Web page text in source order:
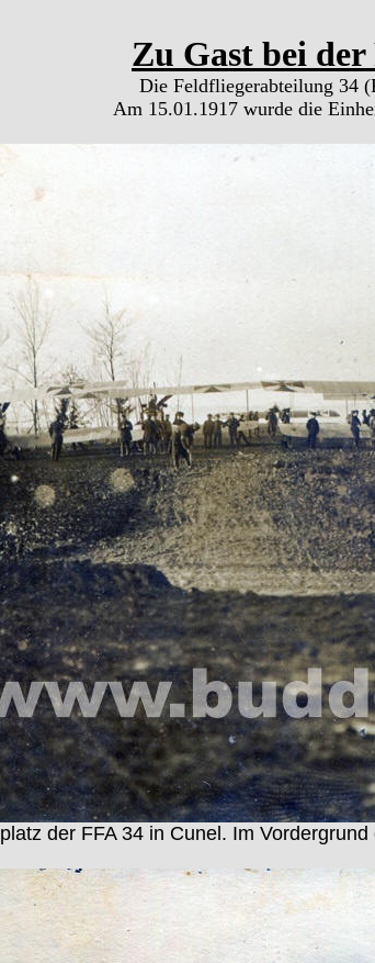
Zu Gast bei der
Die Feldfliegerabteilung 34
Am 15.01.1917 wurde die
der FFA 34 in Cunel. Im